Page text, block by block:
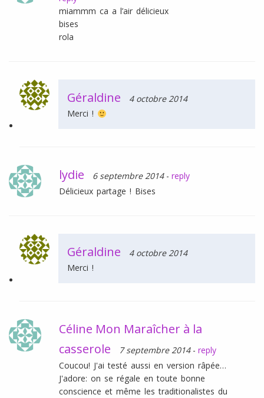
miammm ca a l’air délicieux
bises
rola
Géraldine
4 octobre 2014
Merci !
lydie 6 septembre 2014 - reply
Délicieux partage ! Bises
Géraldine
4 octobre 2014
Merci !
Céline Mon Maraîcher à la
casserole
7 septembre 2014 - reply
Coucou! J'ai testé aussi en version râpée…
J'adore: on se régale en toute bonne
conscience et même les traditionalistes du